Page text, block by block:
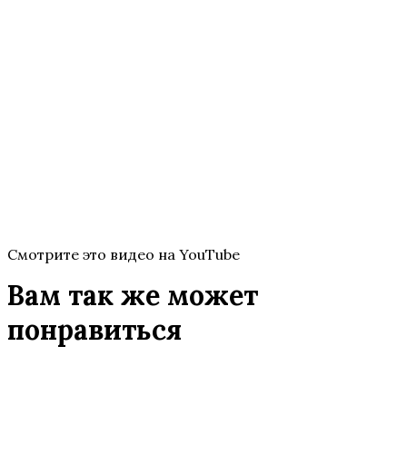
Смотрите это видео на YouTube
Вам так же может
понравиться